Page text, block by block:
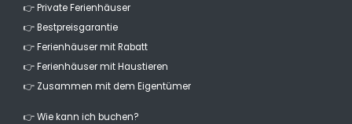
👉 Private Ferienhäuser
👉 Bestpreisgarantie
👉 Ferienhäuser mit Rabatt
👉 Ferienhäuser mit Haustieren
👉 Zusammen mit dem Eigentümer
👉 Wie kann ich buchen?